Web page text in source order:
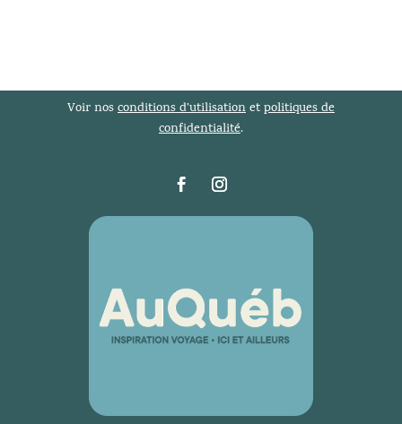
Voir nosconditions d’utilisationetpolitiques de
confidentialité.